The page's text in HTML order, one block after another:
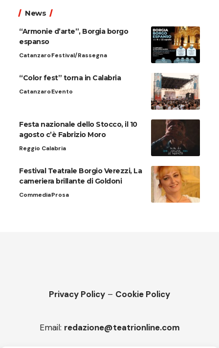
News
“Armonie d’arte”, Borgia borgo
espanso
CatanzaroFestival/Rassegna
“Color fest” torna in Calabria
CatanzaroEvento
Festa nazionale dello Stocco, il 10
agosto c’è Fabrizio Moro
Reggio Calabria
Festival Teatrale Borgio Verezzi, La
cameriera brillante di Goldoni
CommediaProsa
Privacy Policy – Cookie Policy
Email: redazione@teatrionline.com